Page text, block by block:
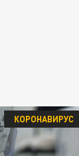
КОРОНАВИРУС